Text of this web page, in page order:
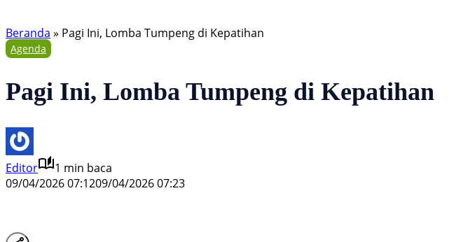
Beranda » Pagi Ini, Lomba Tumpeng di Kepatihan
Agenda
Pagi Ini, Lomba Tumpeng di Kepatihan
Editor
1 min baca
09/04/2026 07:1209/04/2026 07:23